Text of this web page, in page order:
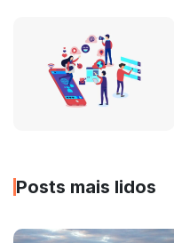
Posts mais lidos